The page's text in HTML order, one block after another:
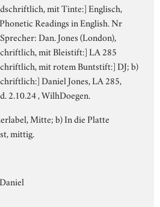
mit Tinte:] Englisch,
Readings in English. Nr
Dan. Jones (London),
mit Bleistift:] LA 285
mit rotem Buntstift:] DJ; b)
Daniel Jones, LA 285,
2.10.24 , WilhDoegen.
Mitte; b) In die Platte
mittig.